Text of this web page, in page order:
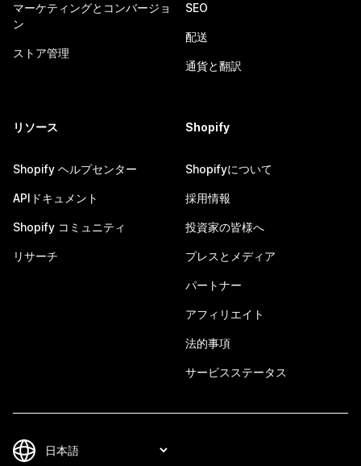
マーケティングとコンバージョ
ン
ストア管理
SEO
配送
通貨と翻訳
リソース
Shopify ヘルプセンター
APIドキュメント
Shopify コミュニティ
リサーチ
Shopify
Shopifyについて
採用情報
投資家の皆様へ
プレスとメディア
パートナー
アフィリエイト
法的事項
サービスステータス